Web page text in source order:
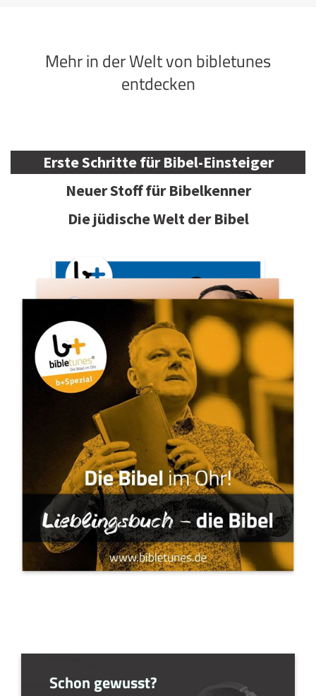
Mehr in der Welt von bibletunes
entdecken
Erste Schritte für Bibel-Einsteiger
Neuer Stoff für Bibelkenner
Die jüdische Welt der Bibel
Schon gewusst?